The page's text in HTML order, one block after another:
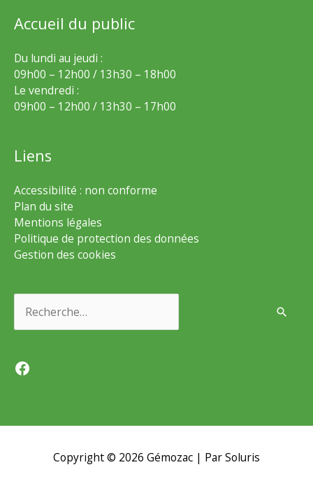
Accueil du public
Du lundi au jeudi :
09h00 – 12h00 / 13h30 – 18h00
Le vendredi :
09h00 – 12h00 / 13h30 – 17h00
Liens
Accessibilité : non conforme
Plan du site
Mentions légales
Politique de protection des données
Gestion des cookies
Facebook
Copyright © 2026 Gémozac | Par Soluris